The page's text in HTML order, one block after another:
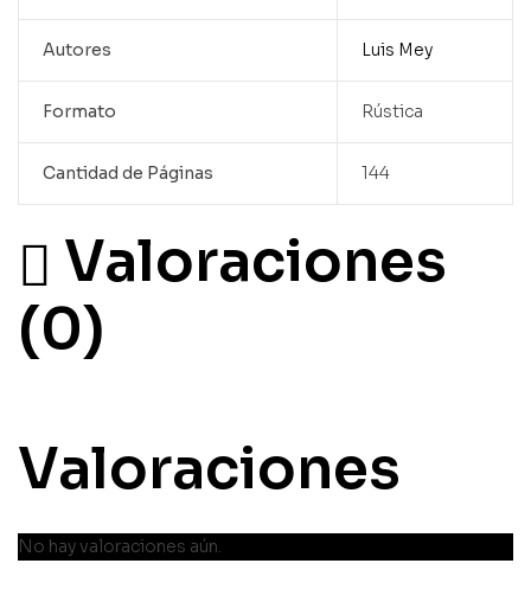
Autores Luis Mey
Formato Rústica
Cantidad de Páginas 144
Valoraciones
(0)
Valoraciones
No hay valoraciones aún.